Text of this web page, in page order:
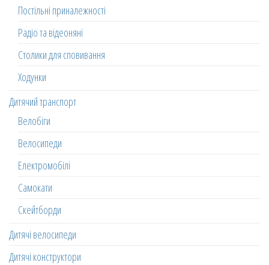
Постільні приналежності
Радіо та відеоняні
Столики для сповивання
Ходунки
Дитячий транспорт
Велобіги
Велосипеди
Електромобілі
Самокати
Скейтборди
Дитячі велосипеди
Дитячі конструктори